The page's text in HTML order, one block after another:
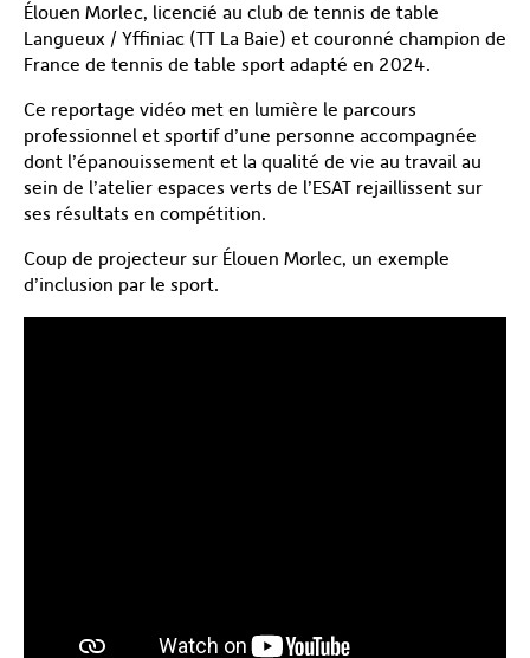
Élouen Morlec, licencié au club de tennis de table
Langueux / Yffiniac (TT La Baie) et couronné champion de
France de tennis de table sport adapté en 2024.
Ce reportage vidéo met en lumière le parcours
professionnel et sportif d’une personne accompagnée
dont l’épanouissement et la qualité de vie au travail au
sein de l’atelier espaces verts de l’ESAT rejaillissent sur
ses résultats en compétition.
Coup de projecteur sur Élouen Morlec, un exemple
d’inclusion par le sport.